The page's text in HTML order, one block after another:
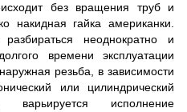
без вращения труб и
накидная гайка американки.
неоднократно и
времени эксплуатации
резьба, в зависимости
или цилиндрический
исполнение